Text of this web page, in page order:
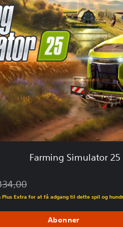
Farming Simulator 25
fra den normale pris på Kr 334,00
Plus Extra for at få adgang til dette spil og
Abonner